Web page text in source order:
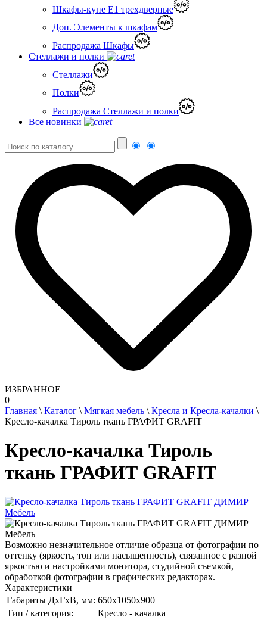
Шкафы-купе Е1 трехдверные
Доп. Элементы к шкафам
Распродажа Шкафы
Стеллажи и полки
Стеллажи
Полки
Распродажа Стеллажи и полки
Все новинки
ИЗБРАННОЕ
0
Главная \ Каталог \ Мягкая мебель \ Кресла и Кресла-качалки \
Кресло-качалка Тироль ткань ГРАФИТ GRAFIT
Кресло-качалка Тироль
ткань ГРАФИТ GRAFIT
Возможно незначительное отличие образца от фотографии по
оттенку (яркость, тон или насыщенность), связанное с разной
яркостью и настройками монитора, студийной съемкой,
обработкой фотографии в графических редакторах.
Характеристики
Габариты ДхГхВ, мм: 650х1050х900
Тип / категория:
Кресло - качалка